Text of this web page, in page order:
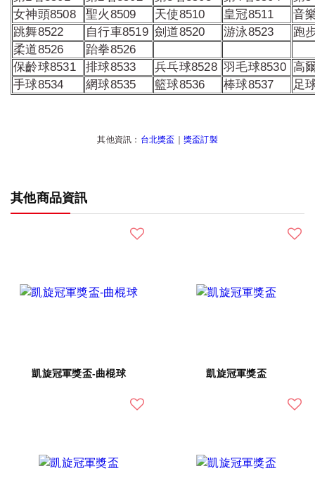
女神頭8508
聖火8509 天使8510 皇冠8511
音
跳舞8522
自行車8519 劍道8520 游泳8523
跑
柔道8526
跆拳8526
保齡球8531
排球8533 兵乓球8528 羽毛球8530 高
手球8534
網球8535 籃球8536 棒球8537 足
其他資訊： 台北獎盃 獎盃訂製
其他商品資訊
凱旋冠軍獎盃-曲棍球 凱旋冠軍獎盃